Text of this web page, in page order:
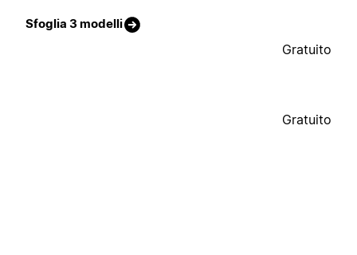
Sfoglia 3 modelli
Gratuito
Gratuito